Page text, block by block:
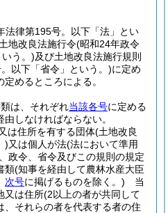
法律第195号。以下「法」とい
地改良法施行令(昭和24年政令
う。)及び土地改良法施行規則
以下「省令」という。)に定め
めるところによる。
は、それぞれ当該各号に定める
しなければならない。
は住所を有する団体(土地改良
)又は個人が法(法において準用
、政令、省令及びこの規則の規定
類(知事を経由して農林水産大臣
次号に掲げるものを除く。) 当
又は住所(2以上の者が共同して
、それらの者を代表する者の住